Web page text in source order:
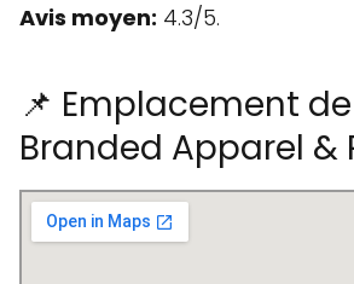
Avis moyen: 4.3/5.
📌 Emplacement
Branded Apparel &